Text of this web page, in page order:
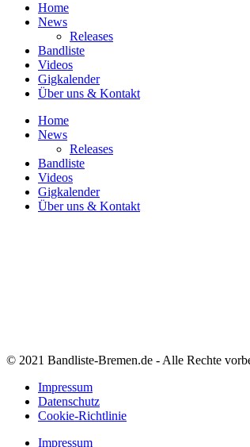
Home
News
Releases
Bandliste
Videos
Gigkalender
Über uns & Kontakt
Home
News
Releases
Bandliste
Videos
Gigkalender
Über uns & Kontakt
© 2021 Bandliste-Bremen.de - Alle Rechte
Impressum
Datenschutz
Cookie-Richtlinie
Impressum